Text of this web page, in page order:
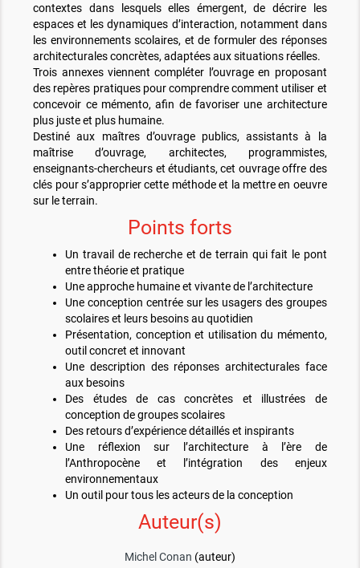
contextes dans lesquels elles émergent, de décrire les
espaces et les dynamiques d’interaction, notamment dans
les environnements scolaires, et de formuler des réponses
architecturales concrètes, adaptées aux situations réelles.
Trois annexes viennent compléter l’ouvrage en proposant
des repères pratiques pour comprendre comment utiliser et
concevoir ce mémento, afin de favoriser une architecture
plus juste et plus humaine.
Destiné aux maîtres d’ouvrage publics, assistants à la
maîtrise d’ouvrage, architectes, programmistes,
enseignants-chercheurs et étudiants, cet ouvrage offre des
clés pour s’approprier cette méthode et la mettre en oeuvre
sur le terrain.
Points forts
Un travail de recherche et de terrain qui fait le pont
entre théorie et pratique
Une approche humaine et vivante de l’architecture
Une conception centrée sur les usagers des groupes
scolaires et leurs besoins au quotidien
Présentation, conception et utilisation du mémento,
outil concret et innovant
Une description des réponses architecturales face
aux besoins
Des études de cas concrètes et illustrées de
conception de groupes scolaires
Des retours d’expérience détaillés et inspirants
Une réflexion sur l’architecture à l’ère de
l’Anthropocène et l’intégration des enjeux
environnementaux
Un outil pour tous les acteurs de la conception
Auteur(s)
Michel Conan (auteur)